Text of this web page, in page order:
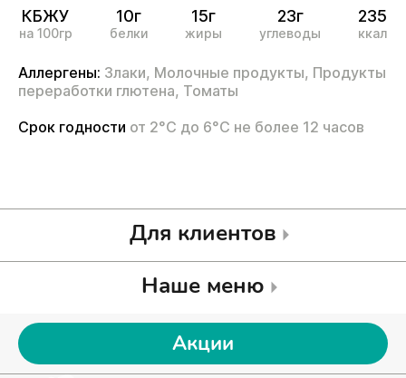
КБЖУ
на 100гр
10г
белки
15г
жиры
23г
углеводы
235
ккал
Аллергены: Злаки, Молочные продукты, Продукты
переработки глютена, Томаты
Срок годности от 2°С до 6°С не более 12 часов
Для клиентов
Наше меню
Акции